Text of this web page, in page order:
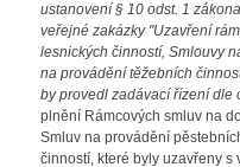
ustanovení § 10 odst. 1
veřejné zakázky "Uzavření
lesnických činností, Smlouvy
na provádění těžebních
by provedl zadávací řízení dle
plnění Rámcových smluv na
Smluv na provádění
činností, které byly uzavřeny